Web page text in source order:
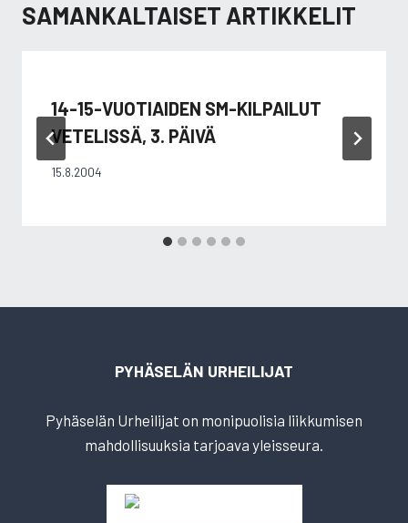
SAMANKALTAISET ARTIKKELIT
14-15-VUOTIAIDEN SM-KILPAILUT
VETELISSÄ, 3. PÄIVÄ
15.8.2004
PYHÄSELÄN URHEILIJAT
Pyhäselän Urheilijat on monipuolisia liikkumisen
mahdollisuuksia tarjoava yleisseura.